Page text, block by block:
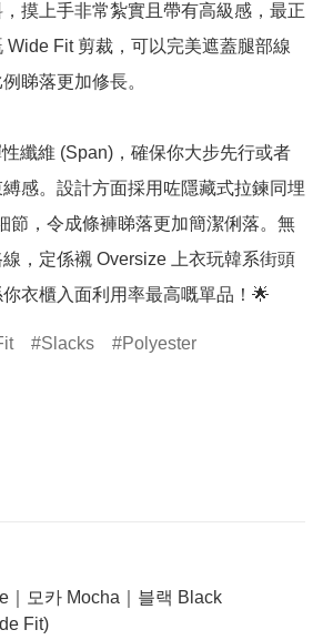
摸上手非常紮實且帶有高級感，最正
Wide Fit 剪裁，可以完美遮蓋腿部線
睇落更加修長。
纖維 (Span)，確保你大步先行或者
感。設計方面採用咗隱藏式拉鍊同埋
節，令成條褲睇落更加簡潔俐落。無
，定係襯 Oversize 上衣玩韓系街頭
衣櫃入面利用率最高嘅單品！🌟
Slacks
Polyester
｜모카 Mocha｜블랙 Black
Fit)